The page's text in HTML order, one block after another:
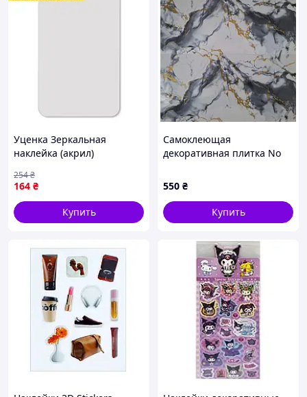
Уценка Зеркальная
наклейка (акрил)
00003445
164 ₴
254₴
Купить
Самоклеющая
декоративная плитка No
Разноцветный (21998)
550 ₴
Купить